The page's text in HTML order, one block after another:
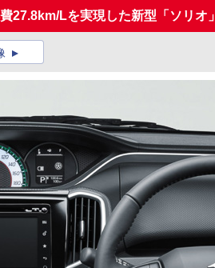
27.8km/Lを実現した新型「ソリオ」